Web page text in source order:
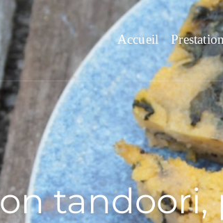
Accueil
tandoori,